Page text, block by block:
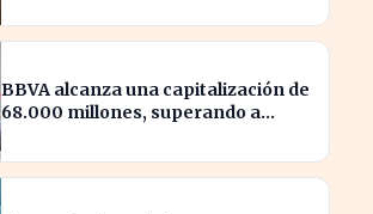
BBVA alcanza una capitalización de
68.000 millones, superando a